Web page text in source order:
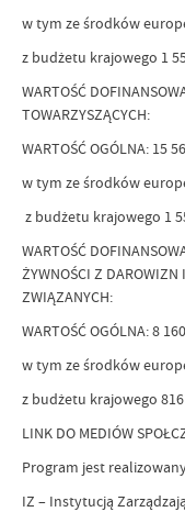
w tym ze środków
z budżetu krajowego 1
WARTOŚĆ
TOWARZYSZĄCYCH:
WARTOŚĆ OGÓLNA: 15
w tym ze środków
z budżetu krajowego 1
WARTOŚĆ
ŻYWNOŚCI Z DAROWIZN
ZWIĄZANYCH:
WARTOŚĆ OGÓLNA: 8
w tym ze środków
z budżetu krajowego 816
LINK DO MEDIÓW
Program jest realizowany
IZ – Instytucją